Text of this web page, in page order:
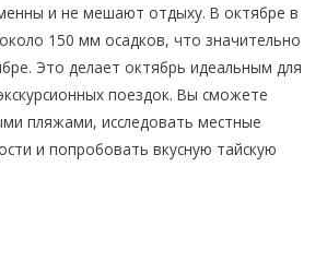
и не мешают отдыху. В октябре в
150 мм осадков, что значительно
Это делает октябрь идеальным для
поездок. Вы сможете
пляжами, исследовать местные
и попробовать вкусную тайскую